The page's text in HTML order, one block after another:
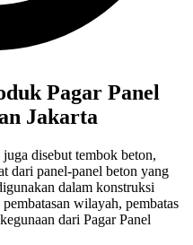
Pagar Panel
Jakarta
disebut tembok beton,
dari panel-panel beton yang
dalam konstruksi
wilayah, pembatas
dari Pagar Panel